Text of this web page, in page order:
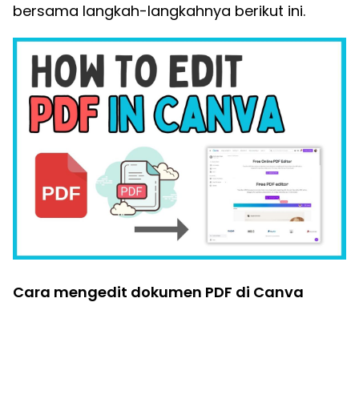
bersama langkah-langkahnya berikut ini.
Cara mengedit dokumen PDF di Canva